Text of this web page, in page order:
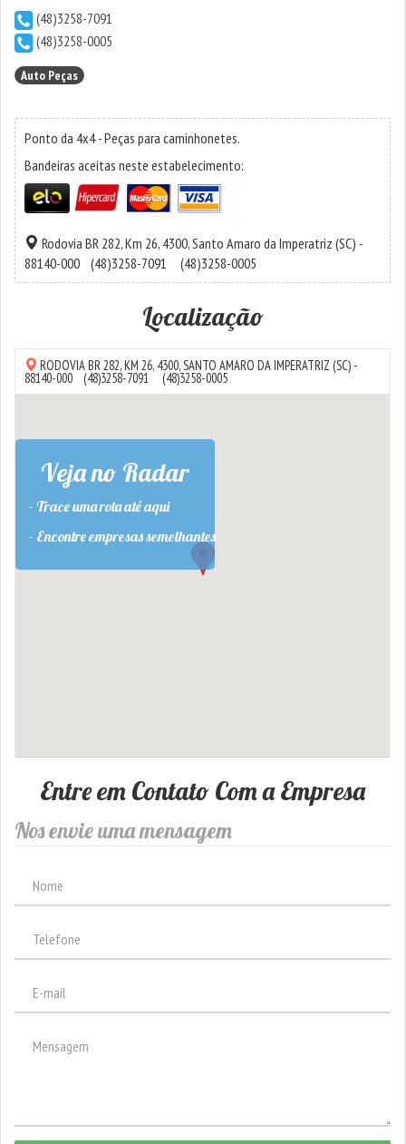
(48)3258-7091
(48)3258-0005
Auto Peças
Ponto da 4x4 - Peças para caminhonetes.
Bandeiras aceitas neste estabelecimento:
Rodovia BR 282, Km 26, 4300,Santo Amaro da Imperatriz (SC) -
88140-000 (48)3258-7091 (48)3258-0005
Localização
RODOVIA BR 282, KM 26, 4300,SANTO AMARO DA IMPERATRIZ (SC) -
88140-000 (48)3258-7091 (48)3258-0005
Veja no Radar
- Trace uma rota até aqui
- Encontre empresas semelhantes
Entre em Contato Com a Empresa
Nos envie uma mensagem